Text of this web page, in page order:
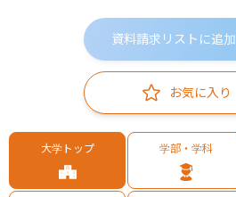
資料請求リストに追加
お気に入り
大学トップ 学部・学科